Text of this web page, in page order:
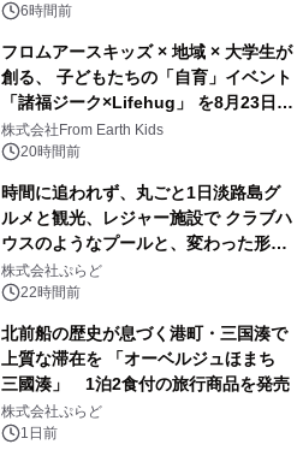
6時間前
フロムアースキッズ × 地域 × 大学生が
創る、 子どもたちの「自育」イベント
「諸福ジーク×Lifehug」 を8月23日
(日)開催
株式会社From Earth Kids
20時間前
時間に追われず、丸ごと1日淡路島グ
ルメと観光、レジャー施設で クラブハ
ウスのようなプールと、変わった形の
サウナも 「THE BOXY AWAJI」のお
得な素泊まり連泊プランで
株式会社ぷらど
22時間前
北前船の歴史が息づく港町・三国湊で
上質な滞在を 「オーベルジュほまち
三國湊」 1泊2食付の旅行商品を発売
株式会社ぷらど
1日前